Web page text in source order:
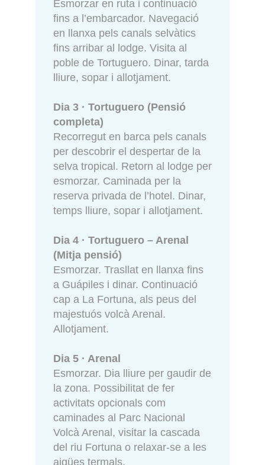
Esmorzar en ruta i continuació
fins a l’embarcador. Navegació
en llanxa pels canals selvàtics
fins arribar al lodge. Visita al
poble de Tortuguero. Dinar, tarda
lliure, sopar i allotjament.
Dia 3 · Tortuguero (Pensió
completa)
Recorregut en barca pels canals
per descobrir el despertar de la
selva tropical. Retorn al lodge per
esmorzar. Caminada per la
reserva privada de l’hotel. Dinar,
temps lliure, sopar i allotjament.
Dia 4 · Tortuguero – Arenal
(Mitja pensió)
Esmorzar. Trasllat en llanxa fins
a Guápiles i dinar. Continuació
cap a La Fortuna, als peus del
majestuós volcà Arenal.
Allotjament.
Dia 5 · Arenal
Esmorzar. Dia lliure per gaudir de
la zona. Possibilitat de fer
activitats opcionals com
caminades al Parc Nacional
Volcà Arenal, visitar la cascada
del riu Fortuna o relaxar-se a les
aigües termals.